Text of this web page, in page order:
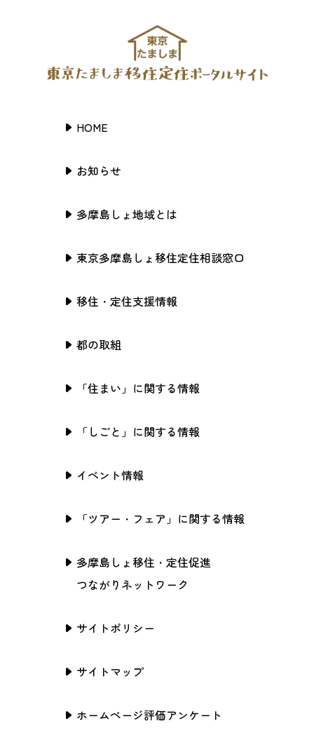
HOME
お知らせ
多摩島しょ地域とは
東京多摩島しょ移住定住相談窓口
移住・定住支援情報
都の取組
「住まい」に関する情報
「しごと」に関する情報
イベント情報
「ツアー・フェア」に関する情報
多摩島しょ移住・定住促進
つながりネットワーク
サイトポリシー
サイトマップ
ホームページ評価アンケート